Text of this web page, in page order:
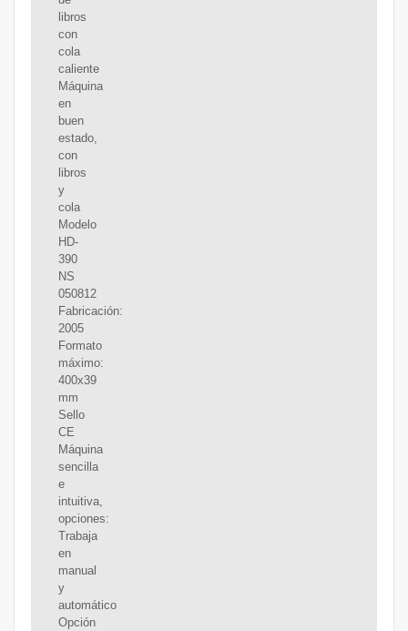
libros
con
cola
caliente
Máquina
en
buen
estado,
con
libros
y
cola
Modelo
HD-
390
NS
050812
Fabricación:
2005
Formato
máximo:
400x39
mm
Sello
CE
Máquina
sencilla
e
intuitiva,
opciones:
Trabaja
en
manual
y
automático
Opción